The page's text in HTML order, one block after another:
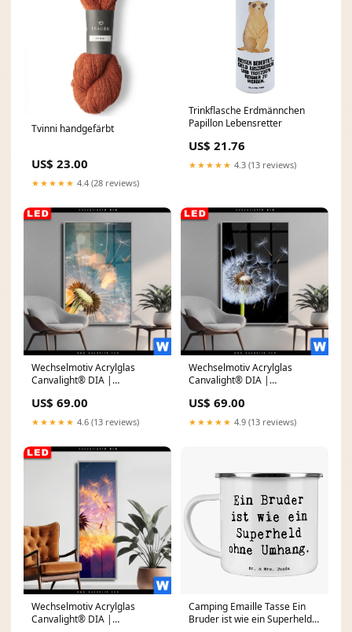
Tvinni handgefärbt
US$ 23.00
★★★★★ 4.4 (28 reviews)
Trinkflasche Erdmännchen
Papillon Lebensretter
US$ 21.76
★★★★★ 4.3 (13 reviews)
Wechselmotiv Acrylglas
Canvalight® DIA |
Hochformat Eingangsbereich
US$ 69.00
★★★★★ 4.6 (13 reviews)
Wechselmotiv Acrylglas
Canvalight® DIA |
Hochformat Apfelsine
US$ 69.00
★★★★★ 4.9 (13 reviews)
Wechselmotiv Acrylglas
Canvalight® DIA |
Camping Emaille Tasse Ein
Bruder ist wie ein Superheld